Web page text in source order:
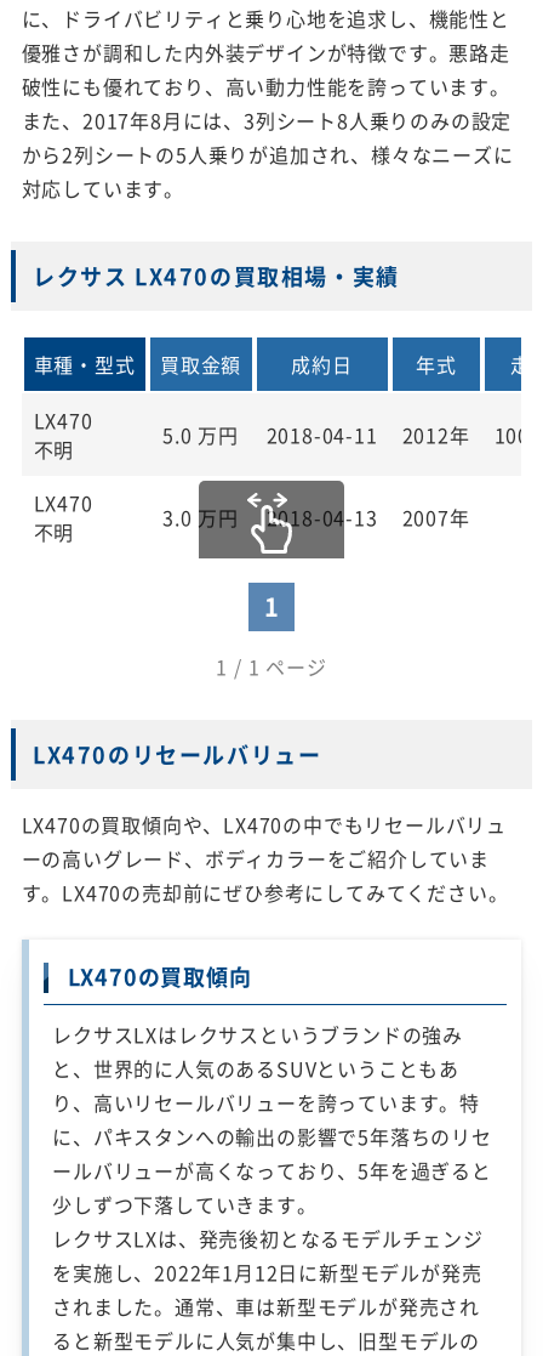
に、ドライバビリティと乗り心地を追求し、機能性と
優雅さが調和した内外装デザインが特徴です。悪路走
破性にも優れており、高い動力性能を誇っています。
また、2017年8月には、3列シート8人乗りのみの設定
から2列シートの5人乗りが追加され、様々なニーズに
対応しています。
レクサス LX470の買取相場・実績
車種・型式 買取金額 成約日 年式
走
LX470
不明
5.0 万円 2018-04-11 2012年
LX470
不明
3.0 万円 2018-04-13 2007年
1
1 / 1 ページ
LX470のリセールバリュー
LX470の買取傾向や、LX470の中でもリセールバリュ
ーの高いグレード、ボディカラーをご紹介していま
す。LX470の売却前にぜひ参考にしてみてください。
LX470の買取傾向
レクサスLXはレクサスというブランドの強み
と、世界的に人気のあるSUVということもあ
り、高いリセールバリューを誇っています。特
に、パキスタンへの輸出の影響で5年落ちのリセ
ールバリューが高くなっており、5年を過ぎると
少しずつ下落していきます。
レクサスLXは、発売後初となるモデルチェンジ
を実施し、2022年1月12日に新型モデルが発売
されました。通常、車は新型モデルが発売され
ると新型モデルに人気が集中し、旧型モデルの